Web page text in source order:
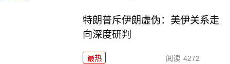
特朗普斥伊朗虚伪：美伊关系走
向深度研判
最热 阅读 4272